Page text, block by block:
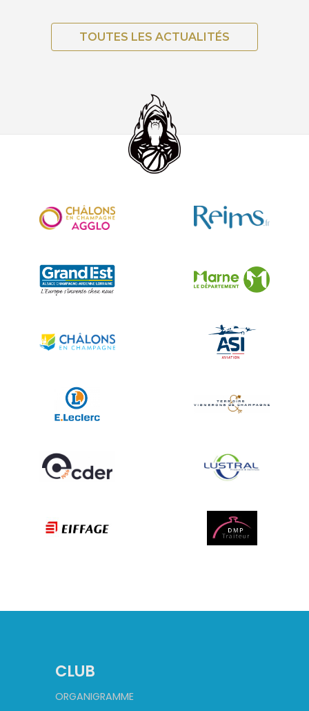
TOUTES LES ACTUALITÉS
CLUB
ORGANIGRAMME